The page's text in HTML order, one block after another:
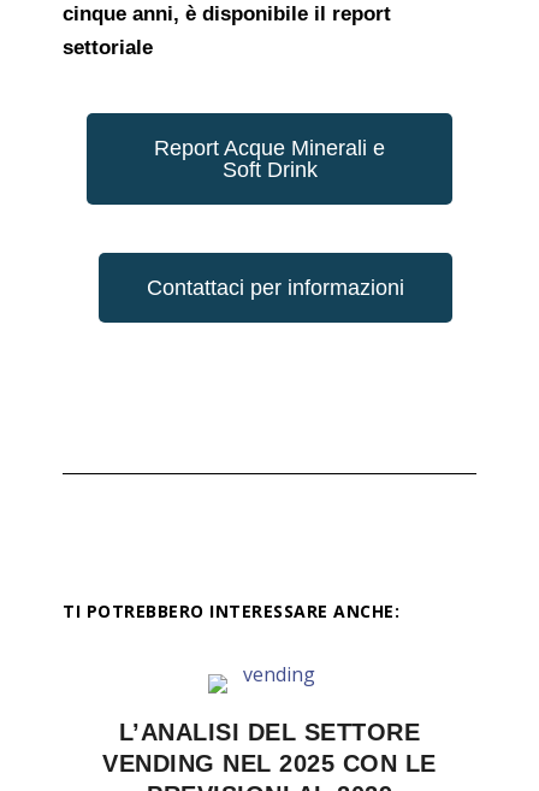
cinque anni, è disponibile il report
settoriale
Report Acque Minerali e
Soft Drink
Contattaci per informazioni
TI POTREBBERO INTERESSARE ANCHE:
L’ANALISI DEL SETTORE
VENDING NEL 2025 CON LE